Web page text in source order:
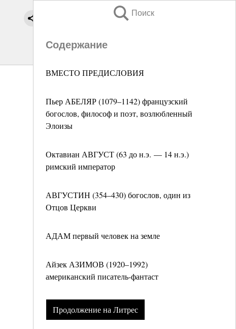
Поиск
Содержание
ВМЕСТО ПРЕДИСЛОВИЯ
Пьер АБЕЛЯР (1079–1142) французский
богослов, философ и поэт, возлюбленный
Элоизы
Октавиан АВГУСТ (63 до н.э. — 14 н.э.)
римский император
АВГУСТИН (354–430) богослов, один из
Отцов Церкви
АДАМ первый человек на земле
Айзек АЗИМОВ (1920–1992)
американский писатель-фантаст
Продолжение на Литрес